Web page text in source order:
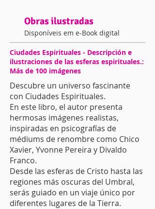
Obras ilustradas
Disponíveis em e-Book digital
Ciudades Espirituales - Descripción e
ilustraciones de las esferas espirituales.:
Más de 100 imágenes
Descubre un universo fascinante
con Ciudades Espirituales.
En este libro, el autor presenta
hermosas imágenes realistas,
inspiradas en psicografías de
médiums de renombre como Chico
Xavier, Yvonne Pereira y Divaldo
Franco.
Desde las esferas de Cristo hasta las
regiones más oscuras del Umbral,
serás guiado en un viaje único por
diferentes lugares de la Tierra.